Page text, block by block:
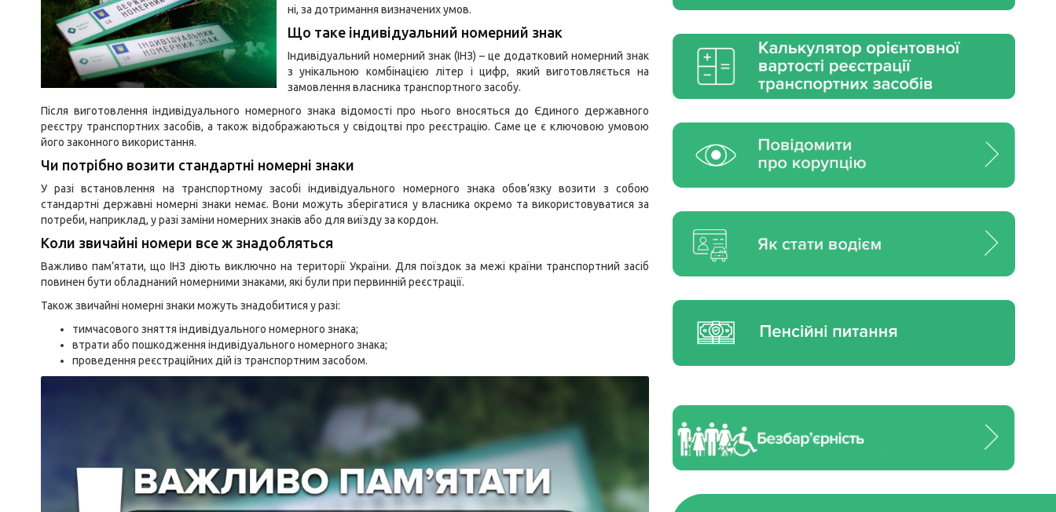
ні, за дотримання визначених умов.
Що таке індивідуальний номерний знак
Індивідуальний номерний знак (ІНЗ) – це додатковий номерний знак
з унікальною комбінацією літер і цифр, який виготовляється на
замовлення власника транспортного засобу.
Після виготовлення індивідуального номерного знака відомості про нього вносяться до Єдиного державного
реєстру транспортних засобів, а також відображаються у свідоцтві про реєстрацію. Саме це є ключовою умовою
його законного використання.
Чи потрібно возити стандартні номерні знаки
У разі встановлення на транспортному засобі індивідуального номерного знака обов’язку возити з собою
стандартні державні номерні знаки немає. Вони можуть зберігатися у власника окремо та використовуватися за
потреби, наприклад, у разі заміни номерних знаків або для виїзду за кордон.
Коли звичайні номери все ж знадобляться
Важливо пам’ятати, що ІНЗ діють виключно на території України. Для поїздок за межі країни транспортний засіб
повинен бути обладнаний номерними знаками, які були при первинній реєстрації.
Також звичайні номерні знаки можуть знадобитися у разі:
тимчасового зняття індивідуального номерного знака;
втрати або пошкодження індивідуального номерного знака;
проведення реєстраційних дій із транспортним засобом.